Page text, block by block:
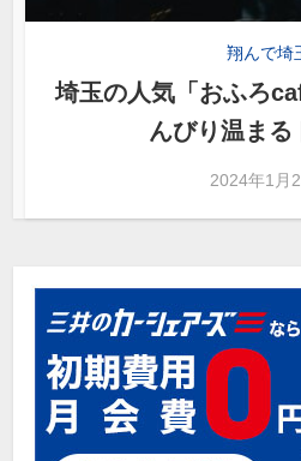
翔んで埼
埼玉の人気「おふろ
んびり温まる
2024年1月